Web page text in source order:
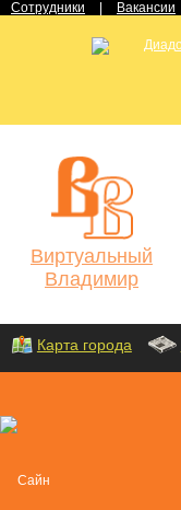
Сотрудники Вакансии
Виртуальный
Владимир
Карта города